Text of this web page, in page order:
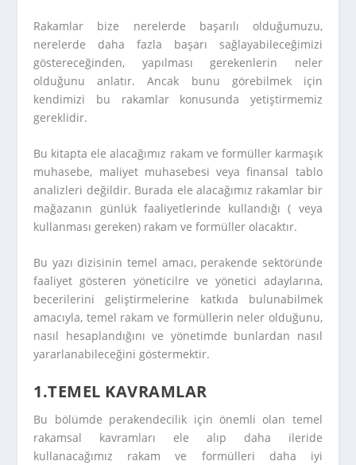
Rakamlar bize nerelerde başarılı olduğumuzu,
nerelerde daha fazla başarı sağlayabileceğimizi
göstereceğinden, yapılması gerekenlerin neler
olduğunu anlatır. Ancak bunu görebilmek için
kendimizi bu rakamlar konusunda yetiştirmemiz
gereklidir.
Bu kitapta ele alacağımız rakam ve formüller karmaşık
muhasebe, maliyet muhasebesi veya finansal tablo
analizleri değildir. Burada ele alacağımız rakamlar bir
mağazanın günlük faaliyetlerinde kullandığı ( veya
kullanması gereken) rakam ve formüller olacaktır.
Bu yazı dizisinin temel amacı, perakende sektöründe
faaliyet gösteren yöneticilre ve yönetici adaylarına,
becerilerini geliştirmelerine katkıda bulunabilmek
amacıyla, temel rakam ve formüllerin neler olduğunu,
nasıl hesaplandığını ve yönetimde bunlardan nasıl
yararlanabileceğini göstermektir.
1.TEMEL KAVRAMLAR
Bu bölümde perakendecilik için önemli olan temel
rakamsal kavramları ele alıp daha ileride
kullanacağımız rakam ve formülleri daha iyi